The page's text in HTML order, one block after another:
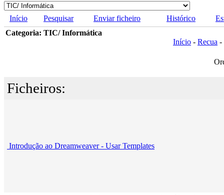
Início Pesquisar Enviar ficheiro Histórico
Categoria: TIC/ Informática
Início - Recua -
Ficheiros:
Introdução ao Dreamweaver - Usar Templates